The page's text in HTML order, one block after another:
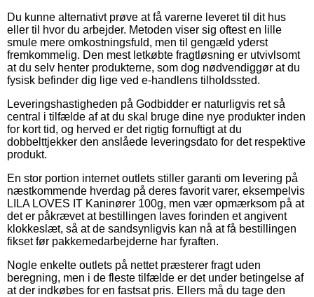
Du kunne alternativt prøve at få varerne leveret til dit hus
eller til hvor du arbejder. Metoden viser sig oftest en lille
smule mere omkostningsfuld, men til gengæld yderst
fremkommelig. Den mest letkøbte fragtløsning er utvivlsomt
at du selv henter produkterne, som dog nødvendiggør at du
fysisk befinder dig lige ved e-handlens tilholdssted.
Leveringshastigheden på Godbidder er naturligvis ret så
central i tilfælde af at du skal bruge dine nye produkter inden
for kort tid, og herved er det rigtig fornuftigt at du
dobbelttjekker den anslåede leveringsdato for det respektive
produkt.
En stor portion internet outlets stiller garanti om levering på
næstkommende hverdag på deres favorit varer, eksempelvis
LILA LOVES IT Kaninører 100g, men vær opmærksom på at
det er påkrævet at bestillingen laves forinden et angivent
klokkeslæt, så at de sandsynligvis kan nå at få bestillingen
fikset før pakkemedarbejderne har fyraften.
Nogle enkelte outlets på nettet præsterer fragt uden
beregning, men i de fleste tilfælde er det under betingelse af
at der indkøbes for en fastsat pris. Ellers må du tage den